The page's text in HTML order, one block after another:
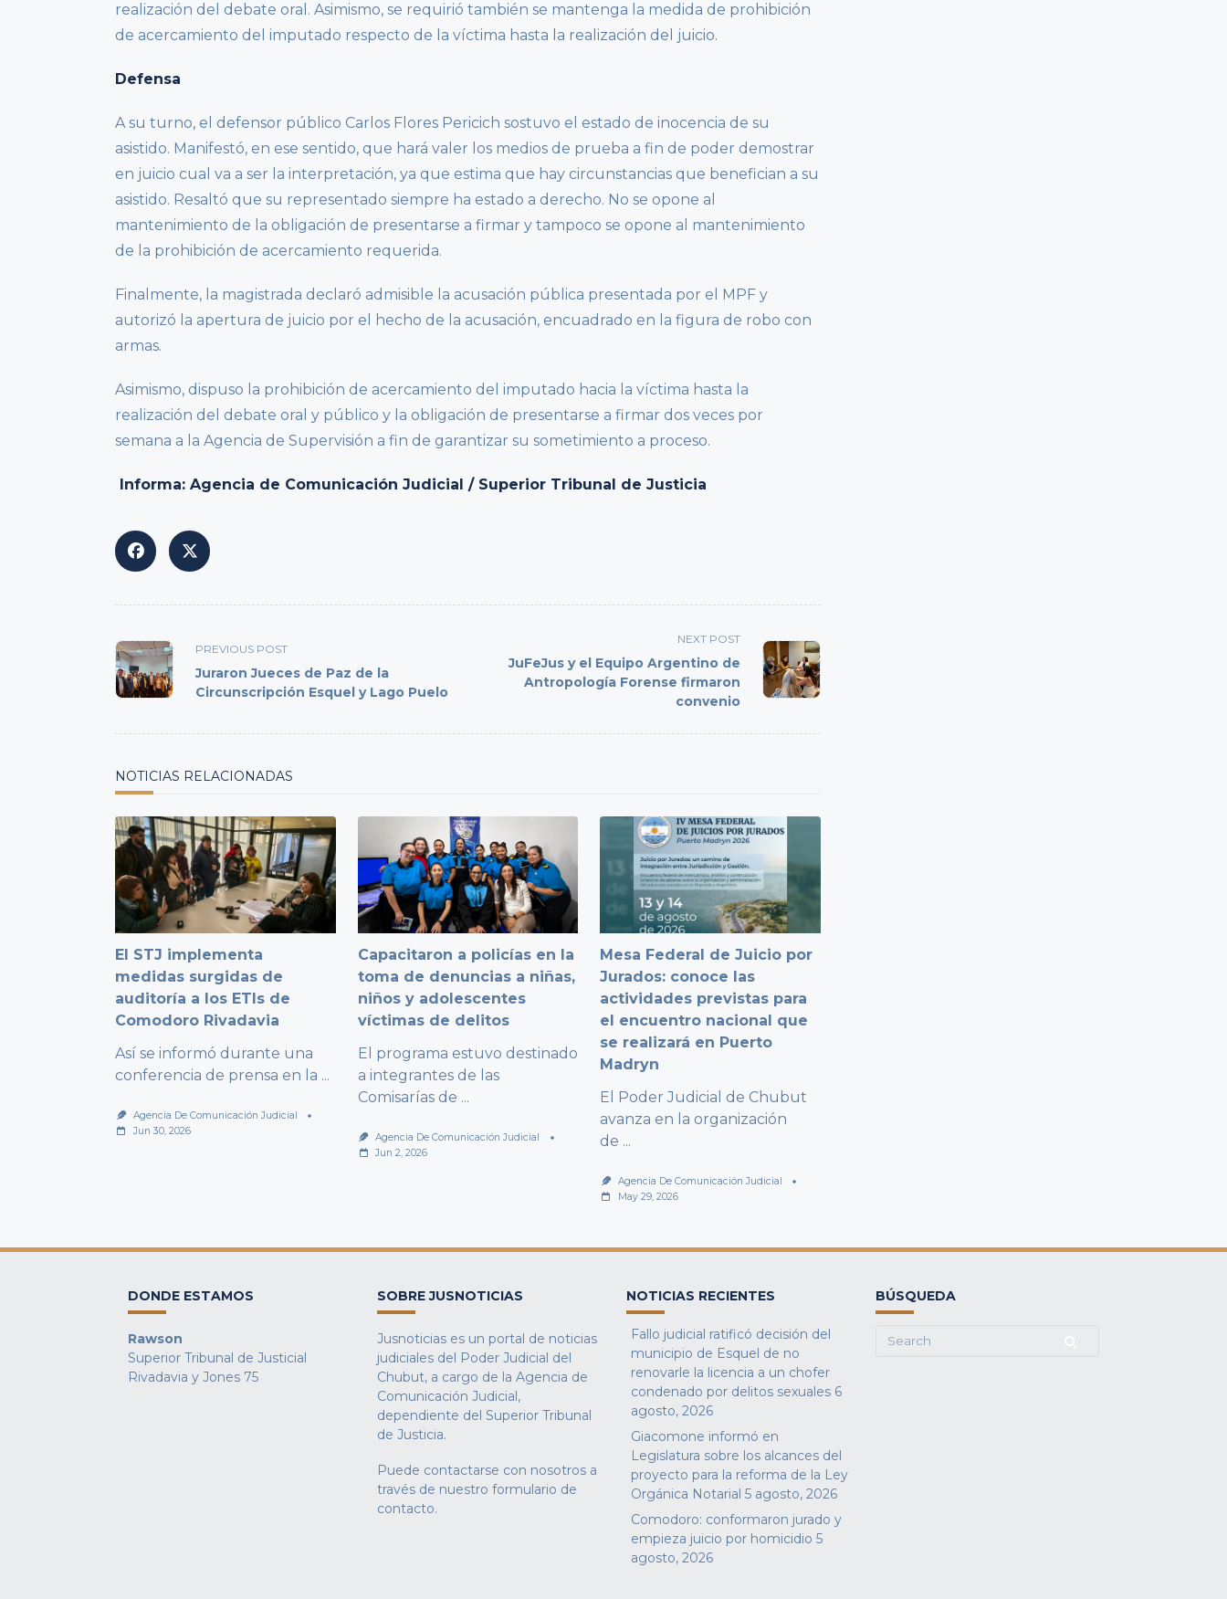
realización del debate oral. Asimismo, se requirió también se mantenga la medida de prohibición
de acercamiento del imputado respecto de la víctima hasta la realización del juicio.
Defensa
A su turno, el defensor público Carlos Flores Pericich sostuvo el estado de inocencia de su
asistido. Manifestó, en ese sentido, que hará valer los medios de prueba a fin de poder demostrar
en juicio cual va a ser la interpretación, ya que estima que hay circunstancias que benefician a su
asistido. Resaltó que su representado siempre ha estado a derecho. No se opone al
mantenimiento de la obligación de presentarse a firmar y tampoco se opone al mantenimiento
de la prohibición de acercamiento requerida.
Finalmente, la magistrada declaró admisible la acusación pública presentada por el MPF y
autorizó la apertura de juicio por el hecho de la acusación, encuadrado en la figura de robo con
armas.
Asimismo, dispuso la prohibición de acercamiento del imputado hacia la víctima hasta la
realización del debate oral y público y la obligación de presentarse a firmar dos veces por
semana a la Agencia de Supervisión a fin de garantizar su sometimiento a proceso.
Informa: Agencia de Comunicación Judicial / Superior Tribunal de Justicia
<span
class="nav-
subtitle
screen-
PREVIOUS POST
Juraron Jueces de Paz de la
Circunscripción Esquel y Lago Puelo
NEXT POST
JuFeJus y el Equipo Argentino de
Antropología Forense firmaron
convenio
NOTICIAS RELACIONADAS
El STJ implementa
medidas surgidas de
auditoría a los ETIs de
Comodoro Rivadavia
Así se informó durante una
conferencia de prensa en la ...
Agencia De Comunicación Judicial
Jun 30, 2026
Capacitaron a policías en la
toma de denuncias a niñas,
niños y adolescentes
víctimas de delitos
El programa estuvo destinado
a integrantes de las
Comisarías de ...
Agencia De Comunicación Judicial
Jun 2, 2026
Mesa Federal de Juicio por
Jurados: conoce las
actividades previstas para
el encuentro nacional que
se realizará en Puerto
Madryn
El Poder Judicial de Chubut
avanza en la organización
de ...
Agencia De Comunicación Judicial
May 29, 2026
DONDE ESTAMOS
Rawson
Superior Tribunal de Justicial
Rivadavia y Jones 75
SOBRE JUSNOTICIAS
Jusnoticias es un portal de noticias
judiciales del Poder Judicial del
Chubut, a cargo de la Agencia de
Comunicación Judicial,
dependiente del Superior Tribunal
de Justicia.
Puede contactarse con nosotros a
través de nuestro formulario de
contacto.
NOTICIAS RECIENTES
Fallo judicial ratificó decisión del
municipio de Esquel de no
renovarle la licencia a un chofer
condenado por delitos sexuales 6
agosto, 2026
Giacomone informó en
Legislatura sobre los alcances del
proyecto para la reforma de la Ley
Orgánica Notarial 5 agosto, 2026
Comodoro: conformaron jurado y
empieza juicio por homicidio 5
agosto, 2026
BÚSQUEDA
Search